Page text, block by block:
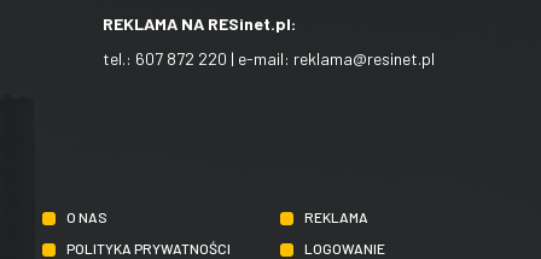
REKLAMA NA RESinet.pl:
tel.: 607 872 220 | e-mail: reklama@resinet.pl
O NAS
REKLAMA
POLITYKA PRYWATNOŚCI
LOGOWANIE